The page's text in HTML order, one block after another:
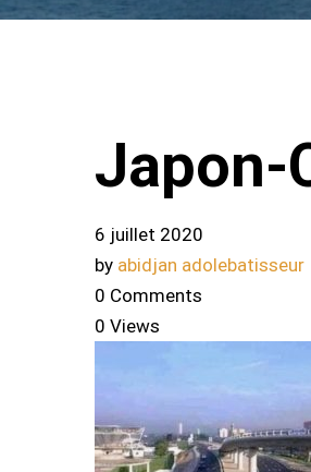
Japon-
6 juillet 2020
by abidjan adolebatisseur
0 Comments
0 Views